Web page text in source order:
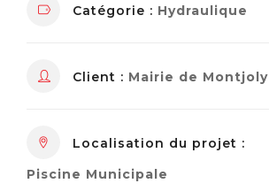
Catégorie : Hydraulique
Client : Mairie de Montjoly
Localisation du projet :
Piscine Municipale